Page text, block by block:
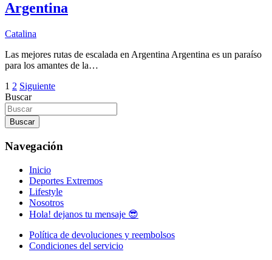
Argentina
Catalina
Las mejores rutas de escalada en Argentina Argentina es un paraíso
para los amantes de la…
Paginación
de
entradas
1 2 Siguiente
Buscar
Buscar
Navegación
Inicio
Deportes Extremos
Lifestyle
Nosotros
Hola! dejanos tu mensaje 😎
Política de devoluciones y reembolsos
Condiciones del servicio